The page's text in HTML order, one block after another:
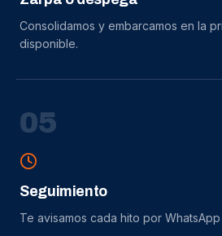
Consolidamos y embarcamos en la
disponible.
05
Seguimiento
Te avisamos cada hito por